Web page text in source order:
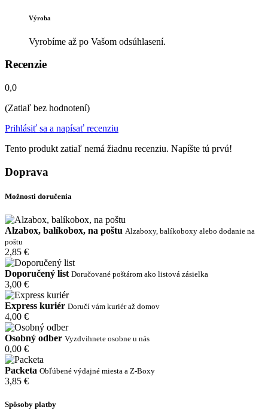
Výroba
Vyrobíme až po Vašom odsúhlasení.
Recenzie
0,0
(Zatiaľ bez hodnotení)
Prihlásiť sa a napísať recenziu
Tento produkt zatiaľ nemá žiadnu recenziu. Napíšte tú prvú!
Doprava
Možnosti doručenia
Alzabox, balíkobox, na poštu Alzaboxy, balíkoboxy alebo dodanie na
poštu
2,85 €
Doporučený list Doručované poštárom ako listová zásielka
3,00 €
Express kuriér Doručí vám kuriér až domov
4,00 €
Osobný odber Vyzdvihnete osobne u nás
0,00 €
Packeta Obľúbené výdajné miesta a Z-Boxy
3,85 €
Spôsoby platby